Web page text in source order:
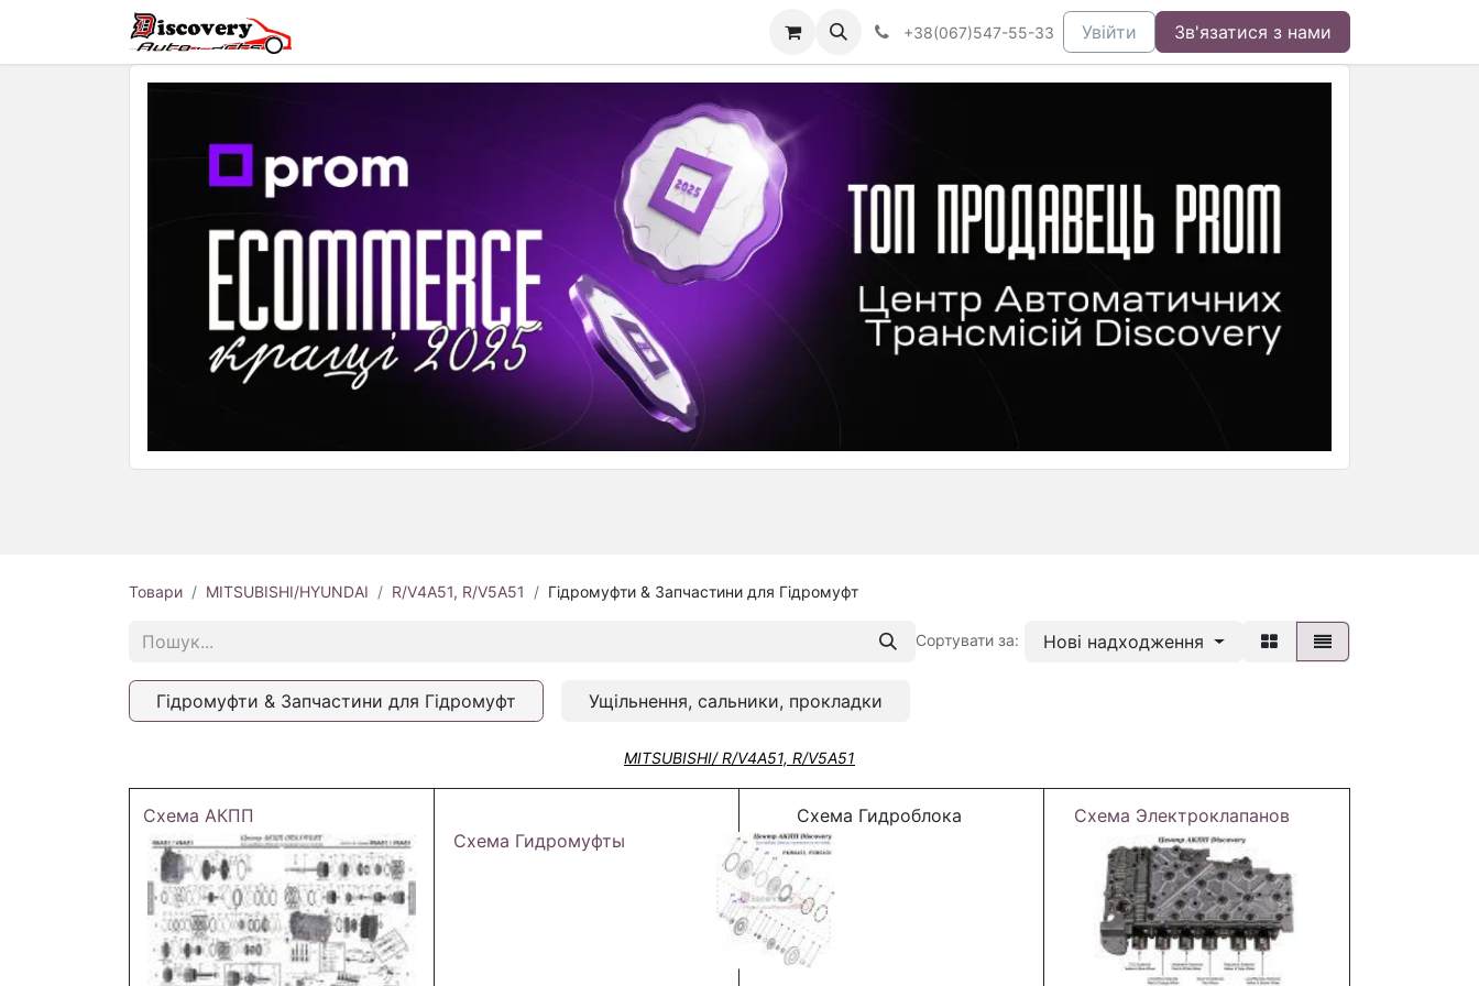
+38(067)547-55-33 Увійти Зв'язатися з нами
Товари MITSUBISHI/HYUNDAI R/V4A51, R/V5A51 Гідромуфти & Запчастини для Гідромуфт
Сортувати за: Нові надходження
Гідромуфти & Запчастини для Гідромуфт Ущільнення, сальники, прокладки
MITSUBISHI/ R/V4A51, R/V5A51
Схема АКПП
Схема Гидромуфты
Схема Гидроблока Схема Электроклапанов